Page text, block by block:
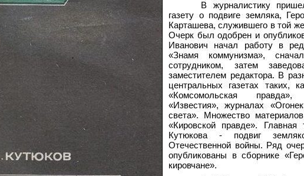
В журналистику
газету о подвиге земляка,
Карташева, служившего в той
Очерк был одобрен и
Иванович начал работу в
«Знамя коммунизма»,
сотрудником, затем
заместителем редактора. В
центральных газетах таких,
«Комсомольская
«Известия», журналах
света». Множество
«Кировской правде».
Кутюкова - подвиг
Отечественной войны. Ряд
опубликованы в сборнике
кировчане».